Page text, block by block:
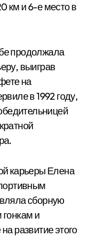
км и 6-е место в
продолжала
выиграв
на
в 1992 году,
карьеры Елена
сборную
и
развитие этого